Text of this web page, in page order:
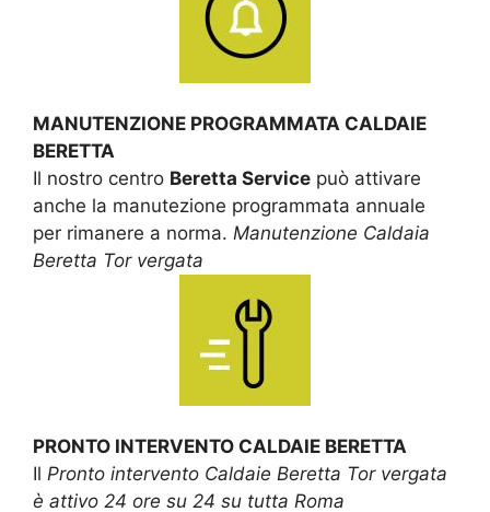
MANUTENZIONE PROGRAMMATA CALDAIE
BERETTA
Il nostro centro Beretta Service può attivare
anche la manutezione programmata annuale
per rimanere a norma. Manutenzione Caldaia
Beretta Tor vergata
PRONTO INTERVENTO CALDAIE BERETTA
Il Pronto intervento Caldaie Beretta Tor vergata
è attivo 24 ore su 24 su tutta Roma